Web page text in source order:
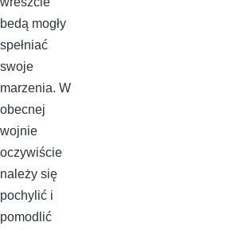
bedą mogły
spełniać
swoje
marzenia. W
obecnej
wojnie
oczywiście
należy się
pochylić i
pomodlić